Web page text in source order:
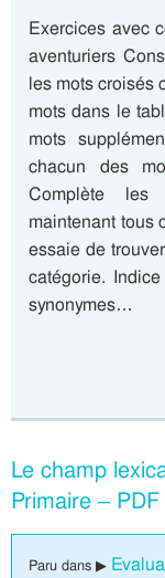
Exercices avec
aventuriers
les mots croisés
mots dans le
mots
chacun des
Complète les
maintenant tous
essaie de
catégorie.
synonymes…
Le champ
Primaire –
Paru dans ▶